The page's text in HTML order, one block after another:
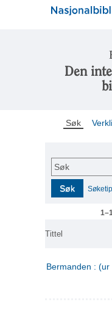
Den
Søk
Søk
Søk
Tittel
Bermanden : (ur